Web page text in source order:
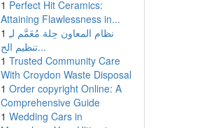
1 Perfect Hit Ceramics:
Attaining Flawlessness in...
1 نظام المعاون حِلة مُعَمَّم لـِ
تنظيم الح...
1 Trusted Community Care
With Croydon Waste Disposal
1 Order copyright Online: A
Comprehensive Guide
1 Wedding Cars in